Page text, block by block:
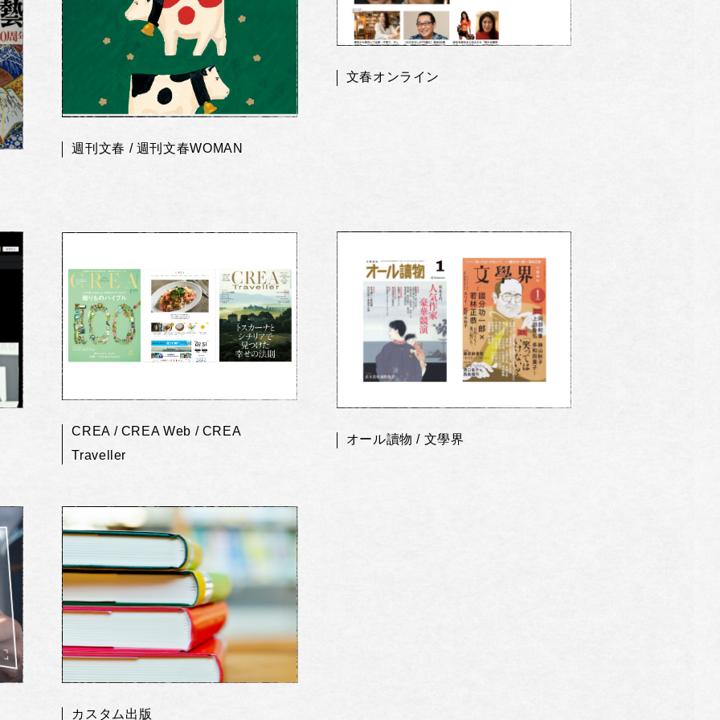
週刊文春 / 週刊文春WOMAN
文春オンライン
CREA / CREA Web / CREA
Traveller
オール讀物 / 文學界
カスタム出版